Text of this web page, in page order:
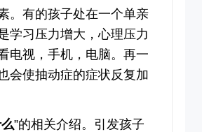
。有的孩子处在一个单亲
学习压力增大，心理压力
电视，手机，电脑。再一
会使抽动症的症状反复加
”的相关介绍。引发孩子